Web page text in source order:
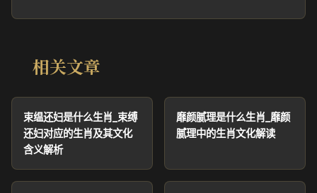
相关文章
束缊还妇是什么生肖_束缚
还妇对应的生肖及其文化
含义解析
靡颜腻理是什么生肖_靡颜
腻理中的生肖文化解读